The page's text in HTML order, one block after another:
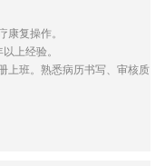
康复操作。
上经验。
上班。熟悉病历书写、审核质